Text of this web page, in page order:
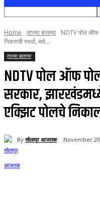
Home ताज्या बातम्या
NDTV पोल ऑफ
निकराची स्पर्धा, सर्व...
ताज्या बातम्या
NDTV पोल ऑफ
सरकार, झारखंडमध्ये
एक्झिट पोलचे
By सोलापूर आजतक November